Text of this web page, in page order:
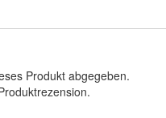
Produkt abgegeben.
.